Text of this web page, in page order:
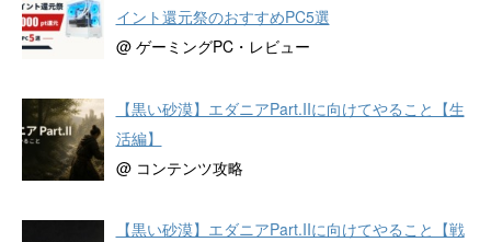
イント還元祭のおすすめPC5選
@ ゲーミングPC・レビュー
【黒い砂漠】エダニアPart.IIに向けてやること【生
活編】
@ コンテンツ攻略
【黒い砂漠】エダニアPart.IIに向けてやること【戦